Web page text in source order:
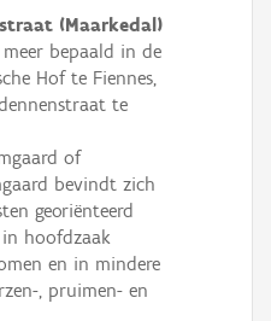
(Maarkedal)
bepaald in de
Hof te Fiennes,
te
of
bevindt zich
georiënteerd
hoofdzaak
en in mindere
, pruimen- en